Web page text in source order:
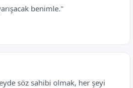
benimle."
söz sahibi olmak, her şeyi